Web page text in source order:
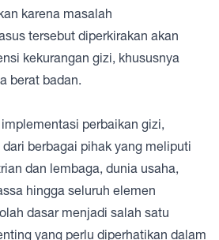
karena masalah
tersebut diperkirakan akan
kekurangan gizi, khususnya
berat badan.
perbaikan gizi,
berbagai pihak yang meliputi
dan lembaga, dunia usaha,
hingga seluruh elemen
dasar menjadi salah satu
yang perlu diperhatikan dalam